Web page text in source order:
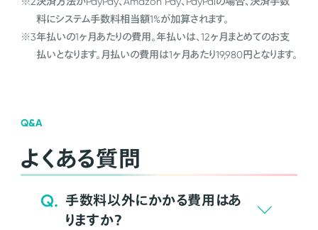
料にシステム手数料相当額1%が加算されます。
※3年払いの1ヶ月あたりの費用。年払いは、12ヶ月まとめてのお支
払いとなります。月払いの費用は1ヶ月あたり19,980円となります。
Q&A
よくある質問
Q. 手数料以外にかかる費用はあ
りますか？